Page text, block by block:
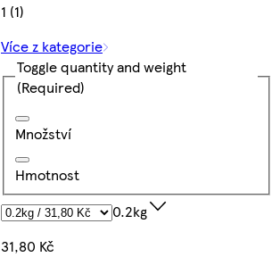
1 (1)
Více z kategorie
Toggle quantity and weight
(Required)
Množství
Hmotnost
0.2kg
31,80 Kč